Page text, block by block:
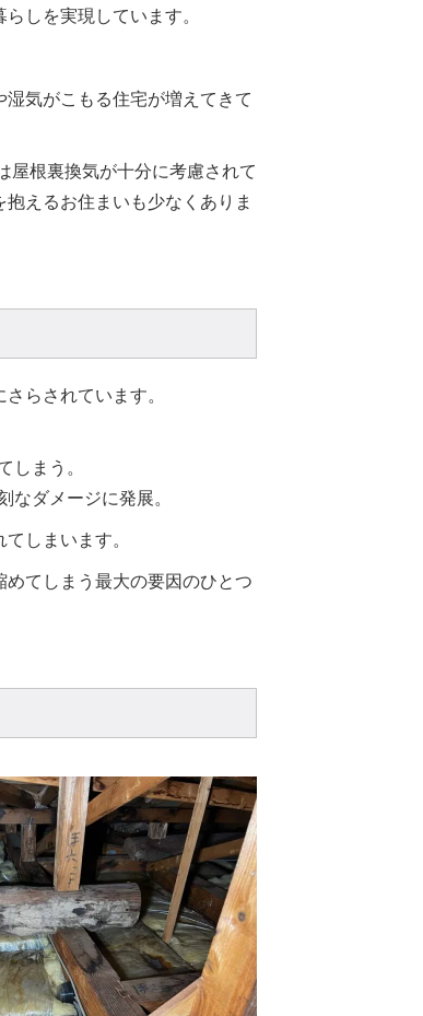
しを実現しています。
気がこもる住宅が増えてきて
屋根裏換気が十分に考慮されて
えるお住まいも少なくありま
らされています。
しまう。
なダメージに発展。
しまいます。
てしまう最大の要因のひとつ